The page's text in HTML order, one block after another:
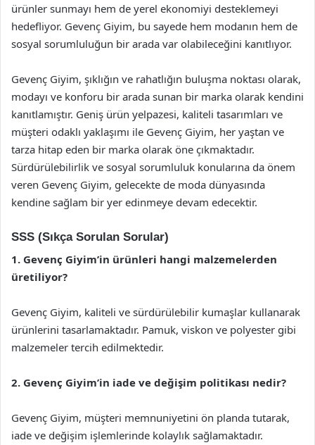
ürünler sunmayı hem de yerel ekonomiyi desteklemeyi
hedefliyor. Gevenç Giyim, bu sayede hem modanın hem de
sosyal sorumluluğun bir arada var olabileceğini kanıtlıyor.
Gevenç Giyim, şıklığın ve rahatlığın buluşma noktası olarak,
modayı ve konforu bir arada sunan bir marka olarak kendini
kanıtlamıştır. Geniş ürün yelpazesi, kaliteli tasarımları ve
müşteri odaklı yaklaşımı ile Gevenç Giyim, her yaştan ve
tarza hitap eden bir marka olarak öne çıkmaktadır.
Sürdürülebilirlik ve sosyal sorumluluk konularına da önem
veren Gevenç Giyim, gelecekte de moda dünyasında
kendine sağlam bir yer edinmeye devam edecektir.
SSS (Sıkça Sorulan Sorular)
1. Gevenç Giyim’in ürünleri hangi malzemelerden
üretiliyor?
Gevenç Giyim, kaliteli ve sürdürülebilir kumaşlar kullanarak
ürünlerini tasarlamaktadır. Pamuk, viskon ve polyester gibi
malzemeler tercih edilmektedir.
2. Gevenç Giyim’in iade ve değişim politikası nedir?
Gevenç Giyim, müşteri memnuniyetini ön planda tutarak,
iade ve değişim işlemlerinde kolaylık sağlamaktadır.